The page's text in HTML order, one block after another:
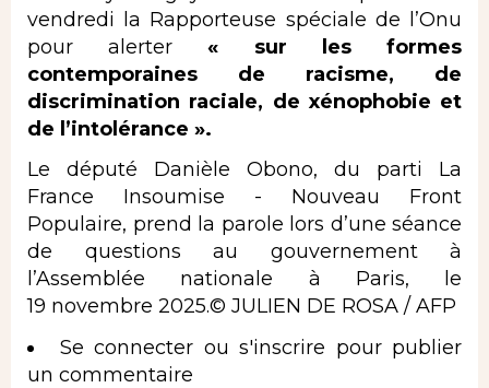
vendredi la Rapporteuse spéciale de l’Onu
pour alerter« sur les formes
contemporaines de racisme, de
discrimination raciale, de xénophobie et
de l’intolérance ».
Le député Danièle Obono, du parti La
France Insoumise - Nouveau Front
Populaire, prend la parole lors d’une séance
de questions au gouvernement à
l’Assemblée nationale à Paris, le
19 novembre 2025.© JULIEN DE ROSA / AFP
Se connecter ou s'inscrire pour publier
un commentaire